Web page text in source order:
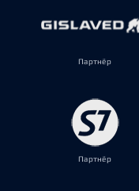
Партнёр
Партнёр